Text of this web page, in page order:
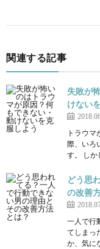
関連する記事
失敗が
けない
トラウ
際、いろ
す。 し
どう思
の改善
一人で行
てしまっ
か、気に